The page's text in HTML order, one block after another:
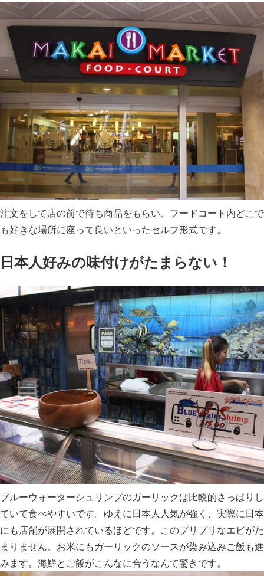
注文をして店の前で待ち商品をもらい、フードコート内どこで
も好きな場所に座って良いといったセルフ形式です。
日本人好みの味付けがたまらない！
ブルーウォーターシュリンプのガーリックは比較的さっぱりし
ていて食べやすいです。ゆえに日本人人気が強く、実際に日本
にも店舗が展開されているほどです。このプリプリなエビがた
まりません。お米にもガーリックのソースが染み込みご飯も進
みます。海鮮とご飯がこんなに合うなんて驚きです。